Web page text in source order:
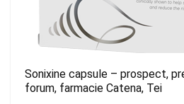
Sonixine capsule – prospect,
forum, farmacie Catena, Tei